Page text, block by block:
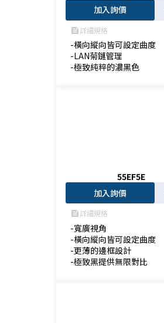
加入詢價
feed詳細規格
-橫向縱向皆可設定曲度
-LAN菊鏈管理
-極致純粹的濃黑色
55EF5E
加入詢價
feed詳細規格
-寬廣視角
-橫向縱向皆可設定曲度
-更薄的邊框設計
-極致黑提供無限對比